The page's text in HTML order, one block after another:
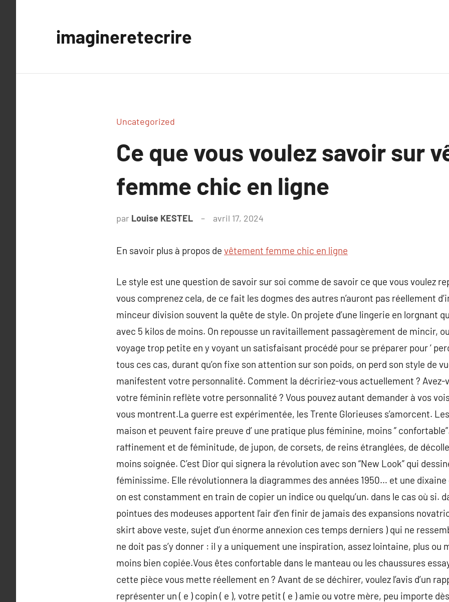
imagineretecrire
Uncategorized
Ce que vous voulez savoir sur
femme chic en ligne
par Louise KESTEL avril 17, 2024
En savoir plus à propos de vêtement femme chic en ligne
Le style est une question de savoir sur soi comme de savoir ce que vous voulez
vous comprenez cela, de ce fait les dogmes des autres n’auront pas réellement
minceur division souvent la quête de style. On projete d’une lingerie en lorgnant
avec 5 kilos de moins. On repousse un ravitaillement passagèrement de mincir, ou
voyage trop petite en y voyant un satisfaisant procédé pour se préparer pour ‘
tous ces cas, durant qu’on fixe son attention sur son poids, on perd son style de
manifestent votre personnalité. Comment la décririez-vous actuellement ? Avez-
votre féminin reflète votre personnalité ? Vous pouvez autant demander à vos
vous montrent.La guerre est expérimentée, les Trente Glorieuses s’amorcent.
maison et peuvent faire preuve d’ une pratique plus féminine, moins ”
raffinement et de féminitude, de jupon, de corsets, de reins étranglées, de
moins soignée. C’est Dior qui signera la révolution avec son “New Look” qui
féminissime. Elle révolutionnera la diagrammes des années 1950… et une dixaine
on est constamment en train de copier un indice ou quelqu’un. dans le cas où si.
pointues des modeuses apportent l’air d’en finir de jamais des expansions
skirt above veste, sujet d’un énorme annexion ces temps derniers ) qui ne
ne doit pas s’y donner : il y a uniquement une inspiration, assez lointaine, plus ou
moins bien copiée.Vous êtes confortable dans le manteau ou les chaussures
cette pièce vous mette réellement en ? Avant de se déchirer, voulez l’avis d’un
représenter un ( e ) copin ( e ), votre petit ( e ) amie ou votre mère, peu importe